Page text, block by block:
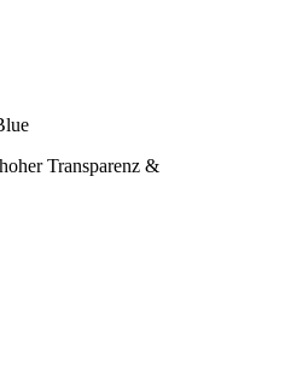
Transparenz &